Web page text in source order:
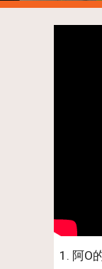
1. 阿O